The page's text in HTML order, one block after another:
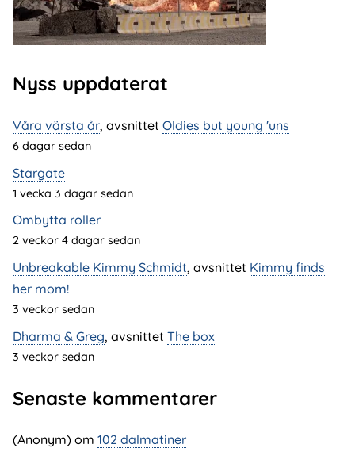
Nyss uppdaterat
Våra värsta år, avsnittet Oldies but young 'uns
6 dagar sedan
Stargate
1 vecka 3 dagar sedan
Ombytta roller
2 veckor 4 dagar sedan
Unbreakable Kimmy Schmidt, avsnittet Kimmy finds
her mom!
3 veckor sedan
Dharma & Greg, avsnittet The box
3 veckor sedan
Senaste kommentarer
(Anonym) om 102 dalmatiner